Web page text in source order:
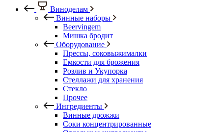
Виноделам
Винные наборы
Beervingem
Мишка бродит
Оборудование
Прессы, соковыжималки
Емкости для брожения
Розлив и Укупорка
Стеллажи для хранения
Стекло
Прочее
Ингредиенты
Винные дрожжи
Соки концентрированные